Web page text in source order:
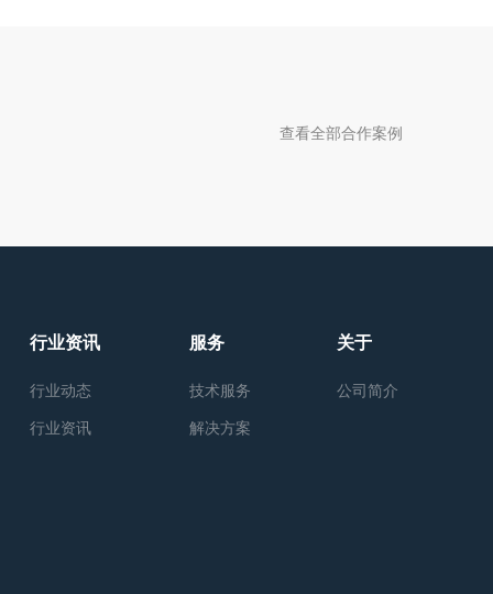
查看全部合作案例
行业资讯
行业动态
行业资讯
服务
技术服务
解决方案
关于
公司简介